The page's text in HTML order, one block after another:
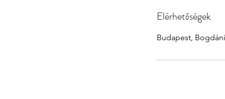
Elérhetőségek
Budapest,